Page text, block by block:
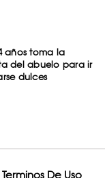
años toma la
del abuelo para ir
dulces
Terminos De Uso